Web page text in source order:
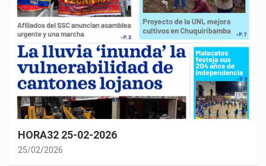
HORA32 25-02-2026
25/02/2026